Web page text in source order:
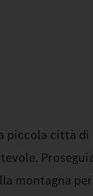
città di
montagna